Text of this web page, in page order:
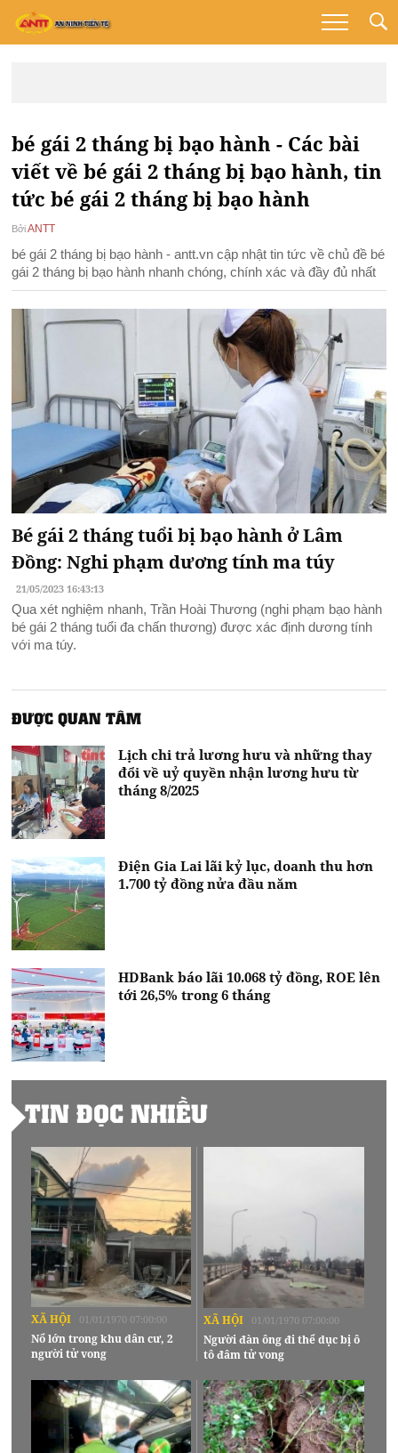
bé gái 2 tháng bị bạo hành - Các bài
viết về bé gái 2 tháng bị bạo hành, tin
tức bé gái 2 tháng bị bạo hành
Bởi ANTT
bé gái 2 tháng bị bạo hành - antt.vn cập nhật tin tức về chủ đề bé
gái 2 tháng bị bạo hành nhanh chóng, chính xác và đầy đủ nhất
Bé gái 2 tháng tuổi bị bạo hành ở Lâm
Đồng: Nghi phạm dương tính ma túy
21/05/2023 16:43:13
Qua xét nghiệm nhanh, Trần Hoài Thương (nghi phạm bạo hành
bé gái 2 tháng tuổi đa chấn thương) được xác định dương tính
với ma túy.
ĐƯỢC QUAN TÂM
Lịch chi trả lương hưu và những thay
đổi về uỷ quyền nhận lương hưu từ
tháng 8/2025
Điện Gia Lai lãi kỷ lục, doanh thu hơn
1.700 tỷ đồng nửa đầu năm
HDBank báo lãi 10.068 tỷ đồng, ROE lên
tới 26,5% trong 6 tháng
TIN ĐỌC NHIỀU
XÃ HỘI 01/01/1970 07:00:00
Nổ lớn trong khu dân cư, 2
người tử vong
XÃ HỘI 01/01/1970 07:00:00
Người đàn ông đi thể dục bị ô
tô đâm tử vong